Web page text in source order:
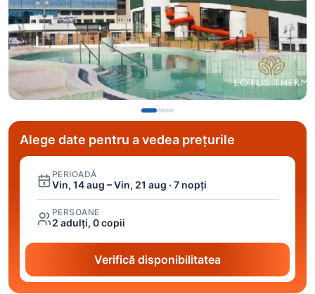
Alege date pentru a vedea prețurile
PERIOADĂ
Vin, 14 aug – Vin, 21 aug · 7 nopți
PERSOANE
2 adulți, 0 copii
Verifică disponibilitatea